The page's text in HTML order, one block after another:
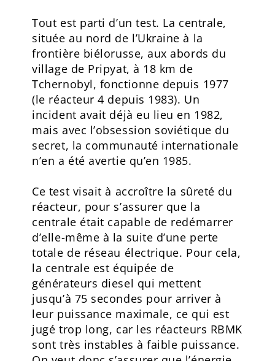
Tout est parti d’un test. La centrale,
située au nord de l’Ukraine à la
frontière biélorusse, aux abords du
village de Pripyat, à 18 km de
Tchernobyl, fonctionne depuis 1977
(le réacteur 4 depuis 1983). Un
incident avait déjà eu lieu en 1982,
mais avec l’obsession soviétique du
secret, la communauté internationale
n’en a été avertie qu’en 1985.
Ce test visait à accroître la sûreté du
réacteur, pour s’assurer que la
centrale était capable de redémarrer
d’elle-même à la suite d’une perte
totale de réseau électrique. Pour cela,
la centrale est équipée de
générateurs diesel qui mettent
jusqu’à 75 secondes pour arriver à
leur puissance maximale, ce qui est
jugé trop long, car les réacteurs RBMK
sont très instables à faible puissance.